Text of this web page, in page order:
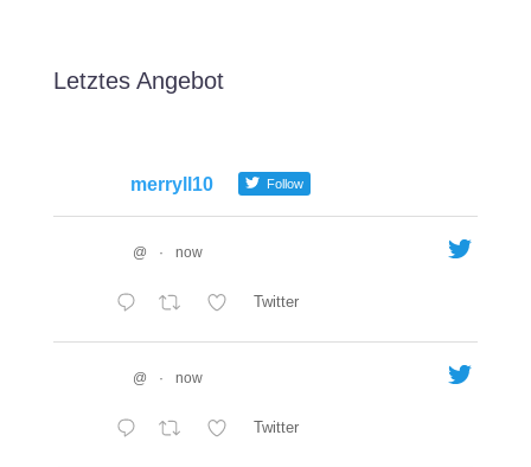
Letztes Angebot
merryll10 Follow
@ · now
Twitter
@ · now
Twitter